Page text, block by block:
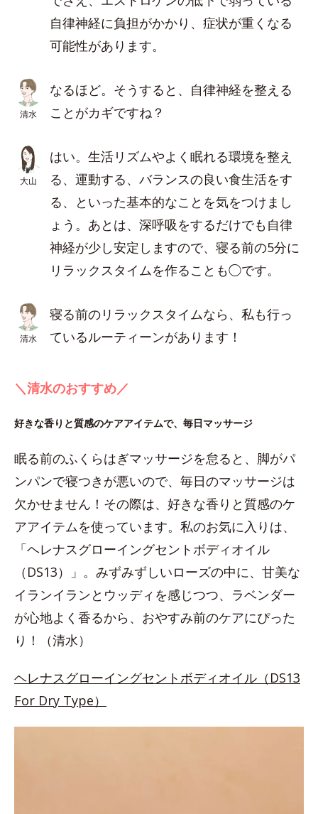
自律神経に負担がかかり、症状が重くなる
可能性があります。
清水
なるほど。そうすると、自律神経を整える
ことがカギですね？
大山
はい。生活リズムやよく眠れる環境を整え
る、運動する、バランスの良い食生活をす
る、といった基本的なことを気をつけまし
ょう。あとは、深呼吸をするだけでも自律
神経が少し安定しますので、寝る前の5分に
リラックスタイムを作ることも◯です。
清水
寝る前のリラックスタイムなら、私も行っ
ているルーティーンがあります！
＼清水のおすすめ／
好きな香りと質感のケアアイテムで、毎日マッサージ
眠る前のふくらはぎマッサージを怠ると、脚がパ
ンパンで寝つきが悪いので、毎日のマッサージは
欠かせません！その際は、好きな香りと質感のケ
アアイテムを使っています。私のお気に入りは、
「ヘレナスグローイングセントボディオイル
（DS13）」。みずみずしいローズの中に、甘美な
イランイランとウッディを感じつつ、ラベンダー
が心地よく香るから、おやすみ前のケアにぴった
り！（清水）
ヘレナスグローイングセントボディオイル（DS13
For Dry Type）